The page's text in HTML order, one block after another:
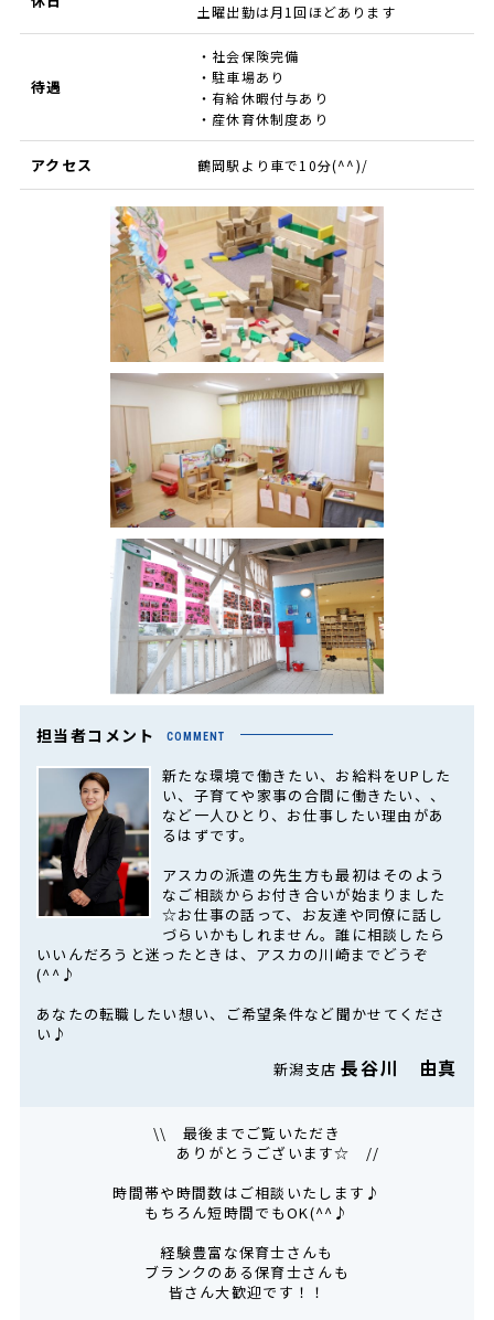
土曜出勤は月1回ほどあります
待遇
・社会保険完備
・駐車場あり
・有給休暇付与あり
・産休育休制度あり
アクセス 鶴岡駅より車で10分(^^)/
担当者コメント COMMENT
新たな環境で働きたい、お給料をUPした
い、子育てや家事の合間に働きたい、、
など一人ひとり、お仕事したい理由があ
るはずです。
アスカの派遣の先生方も最初はそのよう
なご相談からお付き合いが始まりました
☆お仕事の話って、お友達や同僚に話し
づらいかもしれません。誰に相談したら
いいんだろうと迷ったときは、アスカの川崎までどうぞ
(^^♪
あなたの転職したい想い、ご希望条件など聞かせてくださ
い♪
新潟支店長谷川 由真
\\ 最後までご覧いただき
ありがとうございます☆ //
時間帯や時間数はご相談いたします♪
もちろん短時間でもOK(^^♪
経験豊富な保育士さんも
ブランクのある保育士さんも
皆さん大歓迎です！！